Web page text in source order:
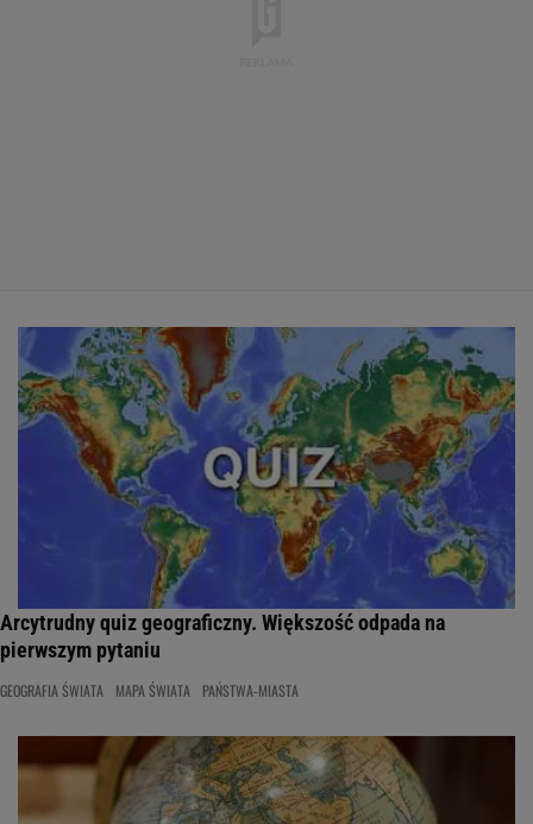
Arcytrudny quiz geograficzny. Większość odpada na
pierwszym pytaniu
GEOGRAFIA ŚWIATA MAPA ŚWIATA PAŃSTWA-MIASTA